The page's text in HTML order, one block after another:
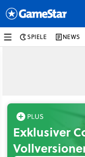
SPIELE NEWS
Exklusiver